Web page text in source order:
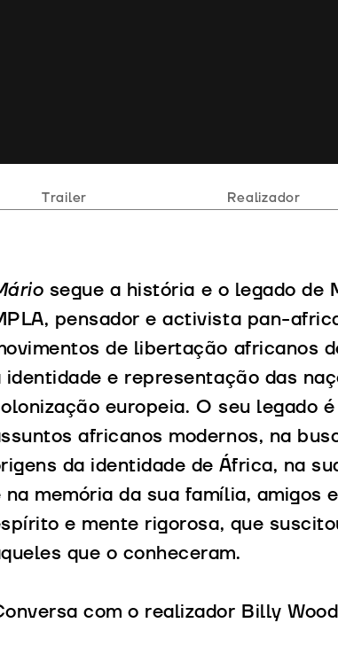
Trailer Realizador
segue a história e o legado de
pensador e activista pan-
de libertação africanos
identidade e representação das
europeia. O seu legado
africanos modernos, na
da identidade de África, na
na memória da sua família, amigos
e mente rigorosa, que
que o conheceram.
com o realizador Billy